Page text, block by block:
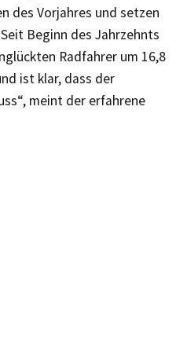
des Vorjahres und setzen
Beginn des Jahrzehnts
Radfahrer um 16,8
ist klar, dass der
meint der erfahrene